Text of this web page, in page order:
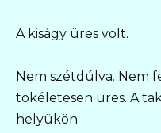
A kiságy üres volt.
Nem szétdúlva. Nem
tökéletesen üres. A
helyükön.